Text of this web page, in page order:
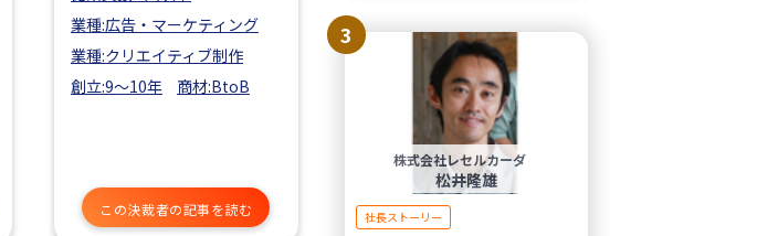
業種:広告・マーケティング
業種:クリエイティブ制作
創立:9〜10年
商材:BtoB
この決裁者の記事を読む
3
株式会社レセルカーダ
松井隆雄
社長ストーリー